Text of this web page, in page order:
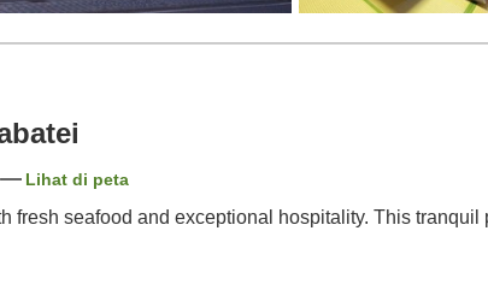
Lihat di peta
fresh seafood and exceptional hospitality. This